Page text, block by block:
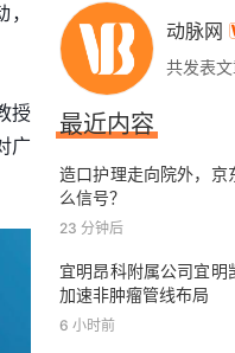
授
广
动脉网
共发表
最近内容
造口护理走向院外，京
么信号？
23 分钟后
宜明昂科附属公司宜明
加速非肿瘤管线布局
6 小时前